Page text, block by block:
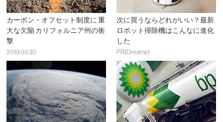
カーボン・オフセット制度に 重
大な欠陥 カリフォルニア州の衝
撃
2019.09.30
次に買うならどれがいい？最新
ロボット掃除機はこんなに進化
した
PR(Dreame)